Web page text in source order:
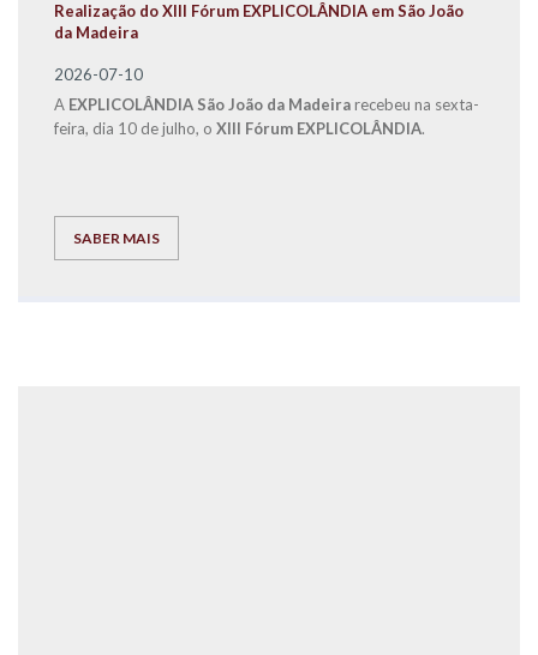
Realização do XIII Fórum EXPLICOLÂNDIA em São João
da Madeira
2026-07-10
A EXPLICOLÂNDIA São João da Madeirarecebeu na sexta-
feira, dia 10 de julho, o XIII Fórum EXPLICOLÂNDIA.
SABER MAIS